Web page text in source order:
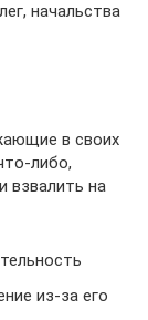
начальства
в своих
либо,
взвалить на
из-за его